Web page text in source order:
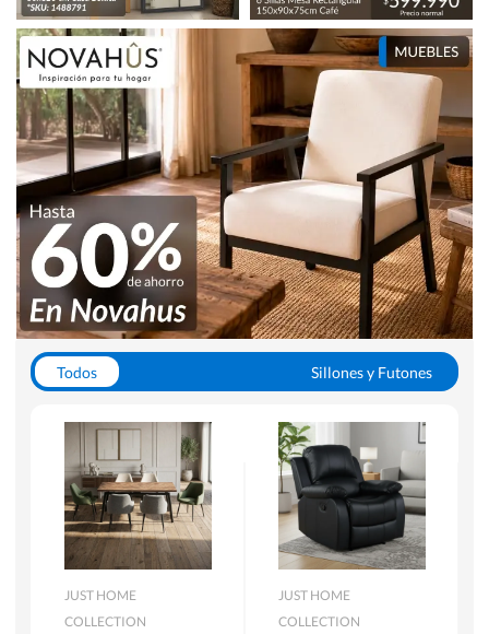
Todos
Sillones y Futones
Escritorios y Sillas PC
Racks y Muebles TV
Alfombras
JUST HOME
COLLECTION
JUST HOME
COLLECTION